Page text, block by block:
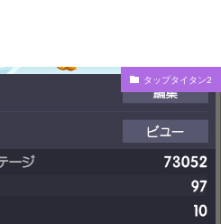
タップタイタン2